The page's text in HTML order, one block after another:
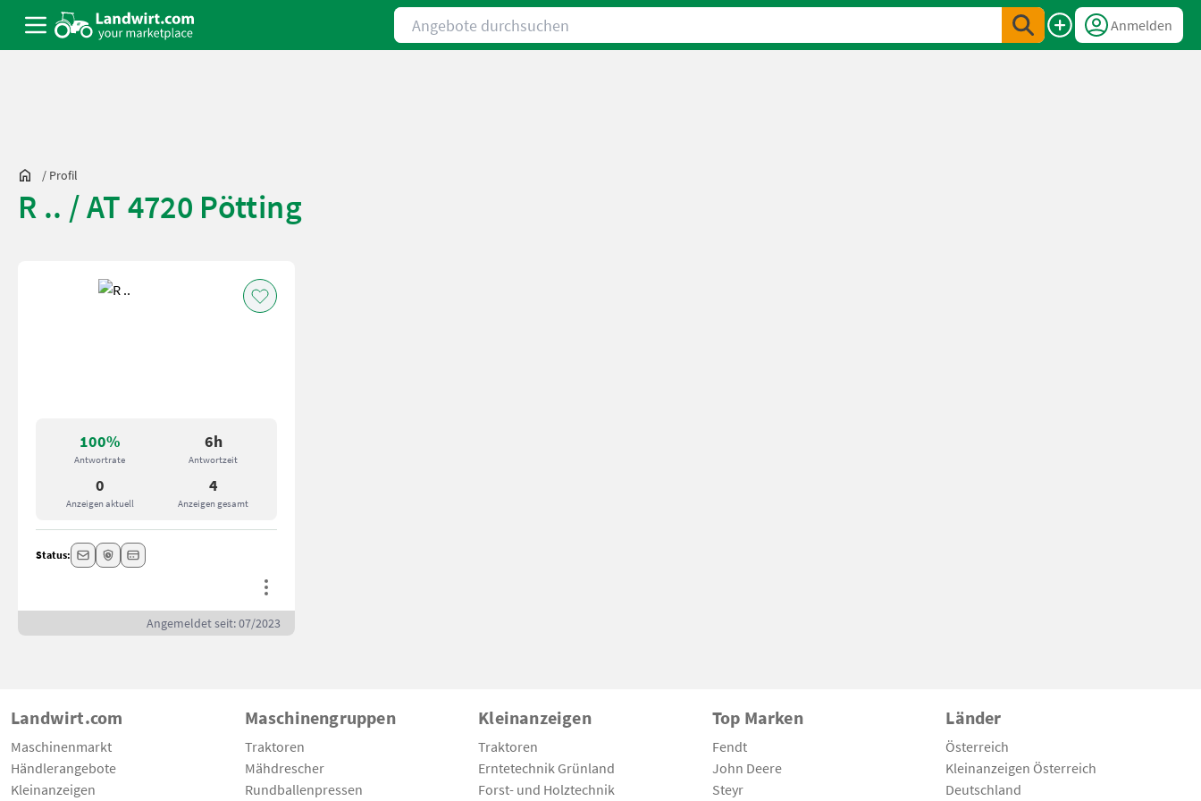
Angebote durchsuchen
Anmelden
/ Profil
R .. / AT 4720 Pötting
100%
Antwortrate
6h
Antwortzeit
0
Anzeigen aktuell
4
Anzeigen gesamt
Status:
Angemeldet seit: 07/2023
Landwirt.com
Maschinenmarkt
Händlerangebote
Kleinanzeigen
Maschinengruppen
Traktoren
Mähdrescher
Rundballenpressen
Kleinanzeigen
Traktoren
Erntetechnik Grünland
Forst- und Holztechnik
Top Marken
Fendt
John Deere
Steyr
Länder
Österreich
Kleinanzeigen Österreich
Deutschland